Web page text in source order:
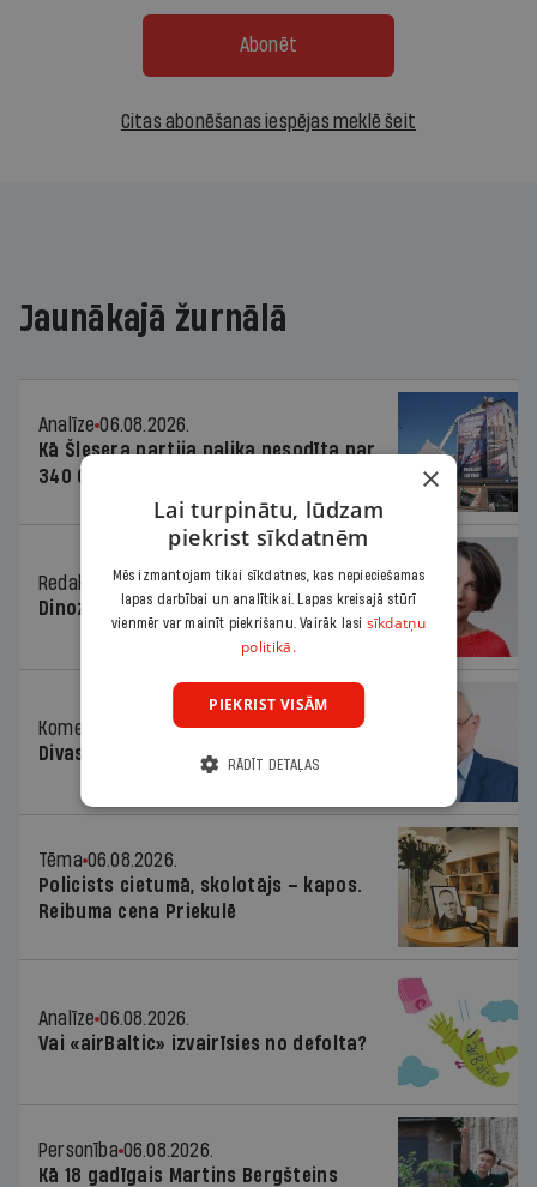
Abonēt
Citas abonēšanas iespējas meklē šeit
Jaunākajā žurnālā
Analīze 06.08.2026.
Kā Šlesera partija palika nesodīta par
340 000 vērtu reklāmas kampaņu
Redaktores sleja 06.08.2026.
Dinozaura triks
Komentārs
06.08.2026.
Divas koalīcijas
Tēma 06.08.2026.
Policists cietumā, skolotājs – kapos.
Reibuma cena Priekulē
Analīze 06.08.2026.
Vai «airBaltic» izvairīsies no defolta?
Personība 06.08.2026.
Kā 18 gadīgais Martins Bergšteins
×
Lai turpinātu, lūdzam
piekrist sīkdatnēm
Mēs izmantojam tikai sīkdatnes, kas nepieciešamas
lapas darbībai un analītikai. Lapas kreisajā stūrī
vienmēr var mainīt piekrišanu. Vairāk lasi sīkdatņu
politikā.
PIEKRIST VISĀM
RĀDĪT DETAĻAS